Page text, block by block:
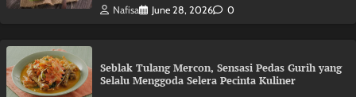
Nafisa June 28, 2026 0
Seblak Tulang Mercon, Sensasi Pedas Gurih yang
Selalu Menggoda Selera Pecinta Kuliner